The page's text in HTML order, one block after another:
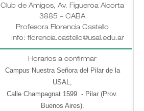
Club de Amigos, Av. Figueroa Alcorta
3885 – CABA
Profesora Florencia Castello
Info: florencia.castello@usal.edu.ar
Horarios a confirmar
Campus Nuestra Señora del Pilar de la
USAL,
Calle Champagnat 1599 - Pilar (Prov.
Buenos Aires).